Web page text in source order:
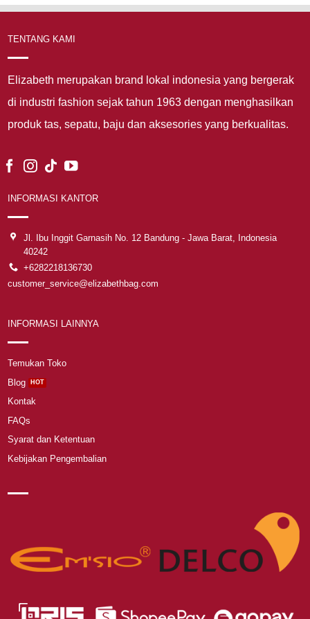
TENTANG KAMI
Elizabeth merupakan brand lokal indonesia yang bergerak
di industri fashion sejak tahun 1963 dengan menghasilkan
produk tas, sepatu, baju dan aksesories yang berkualitas.
INFORMASI KANTOR
Jl. Ibu Inggit Garnasih No. 12 Bandung - Jawa Barat, Indonesia
40242
+6282218136730
customer_service@elizabethbag.com
INFORMASI LAINNYA
Temukan Toko
Blog
Kontak
FAQs
Syarat dan Ketentuan
Kebijakan Pengembalian